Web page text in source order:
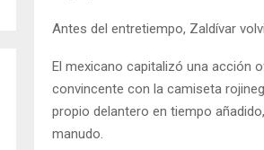
Antes del entretiempo, Zaldívar
El mexicano capitalizó una acción
convincente con la camiseta
propio delantero en tiempo
manudo.